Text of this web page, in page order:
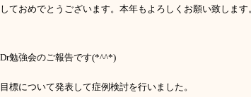
ておめでとうございます。本年もよろしくお願い致しま
Dr勉強会のご報告です(*^^*)
標について発表して症例検討を行いました。